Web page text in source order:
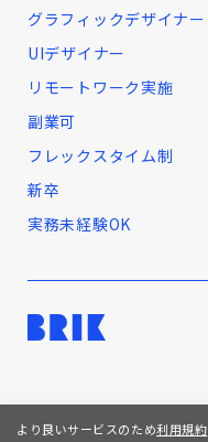
グラフィックデザイナー
UIデザイナー
リモートワーク実施
副業可
フレックスタイム制
新卒
実務未経験OK
より良いサービスのため利用規約